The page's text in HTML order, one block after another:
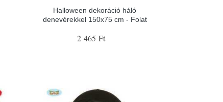
Halloween dekoráció háló
denevérekkel 150x75 cm - Folat
2 465 Ft